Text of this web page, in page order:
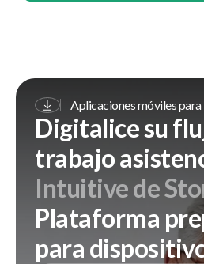
Aplicaciones móviles
Digitalice su
trabajo
Intuitive de
Plataforma
para